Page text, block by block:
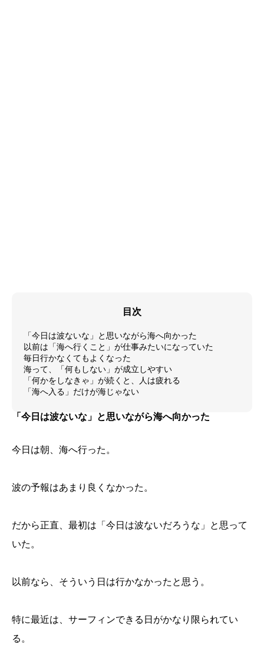
目次
「今日は波ないな」と思いながら海へ向かった
以前は「海へ行くこと」が仕事みたいになっていた
毎日行かなくてもよくなった
海って、「何もしない」が成立しやすい
「何かをしなきゃ」が続くと、人は疲れる
「海へ入る」だけが海じゃない
「今日は波ないな」と思いながら海へ向かった
今日は朝、海へ行った。
波の予報はあまり良くなかった。
だから正直、最初は「今日は波ないだろうな」と思って
いた。
以前なら、そういう日は行かなかったと思う。
特に最近は、サーフィンできる日がかなり限られてい
る。